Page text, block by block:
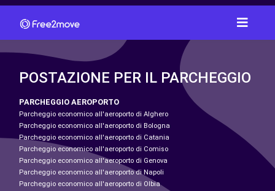
POSTAZIONE PER IL PARCHEGGIO
PARCHEGGIO AEROPORTO
Parcheggio economico all'aeroporto di Alghero
Parcheggio economico all'aeroporto di Bologna
Parcheggio economico all'aeroporto di Catania
Parcheggio economico all'aeroporto di Comiso
Parcheggio economico all'aeroporto di Genova
Parcheggio economico all'aeroporto di Napoli
Parcheggio economico all'aeroporto di Olbia